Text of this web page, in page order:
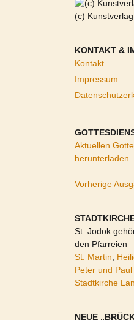
(c)
KONTAKT &
Kontakt
Impressum
Aktuellen
herunterladen
Vorherige
St. Jodok
den Pfarreien
St. Martin
Peter und Paul
Stadtkirche
NEUE